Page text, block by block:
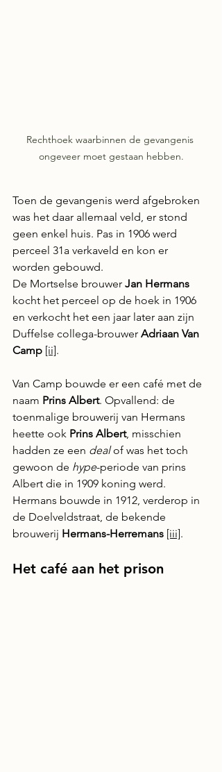
Rechthoek waarbinnen de gevangenis
ongeveer moet gestaan hebben.
Toen de gevangenis werd afgebroken
was het daar allemaal veld, er stond
geen enkel huis. Pas in 1906 werd
perceel 31a verkaveld en kon er
worden gebouwd.
De Mortselse brouwer Jan Hermans
kocht het perceel op de hoek in 1906
en verkocht het een jaar later aan zijn
Duffelse collega-brouwer Adriaan Van
Camp [ii].
Van Camp bouwde er een café met de
naam Prins Albert. Opvallend: de
toenmalige brouwerij van Hermans
heette ook Prins Albert, misschien
hadden ze een deal of was het toch
gewoon de hype-periode van prins
Albert die in 1909 koning werd.
Hermans bouwde in 1912, verderop in
de Doelveldstraat, de bekende
brouwerij Hermans-Herremans [iii].
Het café aan het prison